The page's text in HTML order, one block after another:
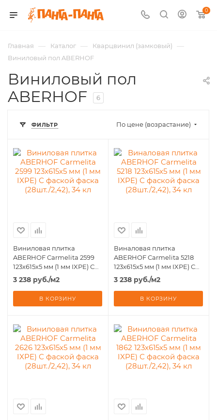
0
Главная — Каталог — Кварцвинил (замковый) —
Виниловый пол ABERHOF
Виниловый пол
ABERHOF
6
ФИЛЬТР По цене (возрастание)
Виниловая плитка
ABERHOF Carmelita 2599
123х615х5 мм (1 мм IXPE) С
фаской фаска (28шт./2,42),
3 238 руб./м2
В КОРЗИНУ
Виналовая плитка
ABERHOF Carmelita 5218
123х615х5 мм (1 мм IXPE) С
фаской фаска (28шт./2,42),
3 238 руб./м2
В КОРЗИНУ